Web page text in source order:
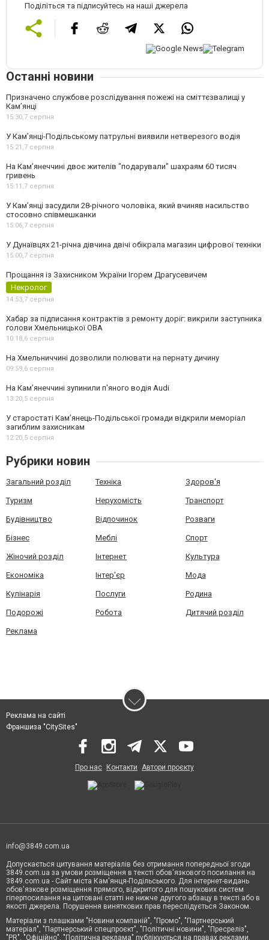
Поділіться та підписуйтесь на наші джерела
Останні новини
Призначено службове розслідування пожежі на сміттєзвалищі у
Кам’янці
15:30,7 серпня
У Кам’янці-Подільському патрульні виявили нетверезого водія
15:21,7 серпня
На Камʼянеччині двоє жителів "подарували" шахраям 60 тисяч
гривень
15:11,7 серпня
У Камʼянці засудили 28-річного чоловіка, який вчиняв насильство
стосовно співмешканки
15:06,7 серпня
У Дунаївцях 21-річна дівчина двічі обікрала магазин цифрової техніки
15:00,7 серпня
Прощання із Захисником України Ігорем Драгусевичем
Некролог
14:53,7 серпня
Хабар за підписання контрактів з ремонту доріг: викрили заступника
голови Хмельницької ОВА
10:18,6 серпня
На Хмельниччині дозволили полювати на пернату дичину
09:59,6 серпня
На Камʼянеччині зупинили п'яного водія Audi
13:20,5 серпня
У старостаті Кам’янець-Подільської громади відкрили меморіал
загиблим захисникам
12:20,5 серпня
Рубрики новин
Загальний розділ Техніка Здоров'я
Туризм Нерухомість Транспорт
Будівництво Відпочинок Розваги
Бізнес Меблі Спорт
Жіночий розділ Інтернет Культура
Економіка Інтер'єр Мода
Кулінарія Послуги Родина
Подорожі Робота Дитячий розділ
Реклама
Реклама на сайті
Франшиза "CitySites"
Про нас Контакти Автори проєкту
info@3849.com.ua
Допускається цитування матеріалів без отримання попередньої згоди
3849.com.ua за умови розміщення в тексті обов'язкового посилання на
3849.com.ua - Сайт міста Кам'янця-Подільського. Для інтернет-видань
обов'язкове розміщення прямого, відкритого для пошукових систем
гіперпосилання на цитовані статті не нижче другого абзацу в тексті або в
якості джерела. Порушення виняткових прав переслідується Законом.
Матеріали з плашками "Новини компаній", "Промо", "Партнерський
матеріал", "Партнерський спецпроєкт", "Політичні новини", "Пресреліз",
"PR", "Офіційно", "Політична реклама" публікуються на правах реклами.